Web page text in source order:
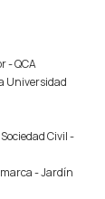
- QCA
Universidad
Civil -
- Jardín